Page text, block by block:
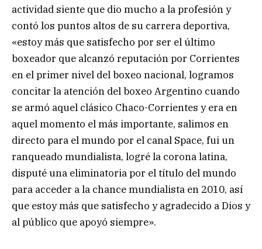
actividad siente que dio mucho a la profesión y
contó los puntos altos de su carrera deportiva,
«estoy más que satisfecho por ser el último
boxeador que alcanzó reputación por Corrientes
en el primer nivel del boxeo nacional, logramos
concitar la atención del boxeo Argentino cuando
se armó aquel clásico Chaco-Corrientes y era en
aquel momento el más importante, salimos en
directo para el mundo por el canal Space, fui un
ranqueado mundialista, logré la corona latina,
disputé una eliminatoria por el título del mundo
para acceder a la chance mundialista en 2010, así
que estoy más que satisfecho y agradecido a Dios y
al público que apoyó siempre».